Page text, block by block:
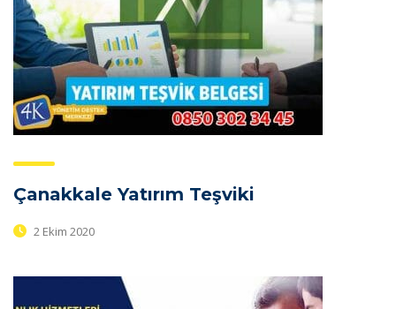
Çanakkale Yatırım Teşviki
2 Ekim 2020